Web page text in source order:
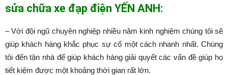
sửa chữa xe đạp điện YẾN ANH:
– Với đội ngũ chuyên nghiệp nhiều năm kinh nghiệm chúng tôi sẽ
giúp khách hàng khắc phục sự cố một cách nhanh nhất. Chúng
tôi đến tận nhà để giúp khách hàng giải quyết các vấn đề giúp họ
tiết kiệm được một khoảng thời gian rất lớn.